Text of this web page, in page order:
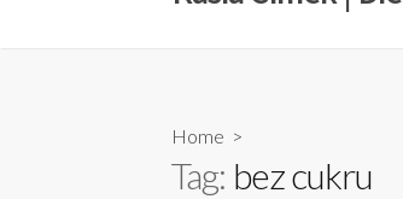
Home >
Tag: bez cukru